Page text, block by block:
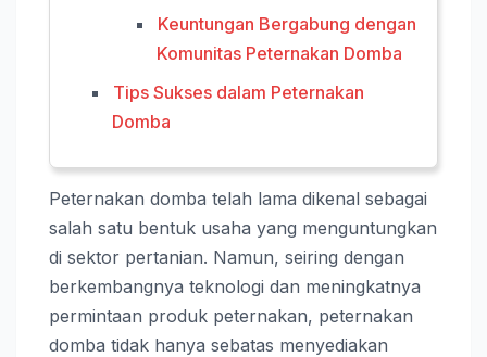
Keuntungan Bergabung dengan
Komunitas Peternakan Domba
Tips Sukses dalam Peternakan
Domba
Peternakan domba telah lama dikenal sebagai
salah satu bentuk usaha yang menguntungkan
di sektor pertanian. Namun, seiring dengan
berkembangnya teknologi dan meningkatnya
permintaan produk peternakan, peternakan
domba tidak hanya sebatas menyediakan